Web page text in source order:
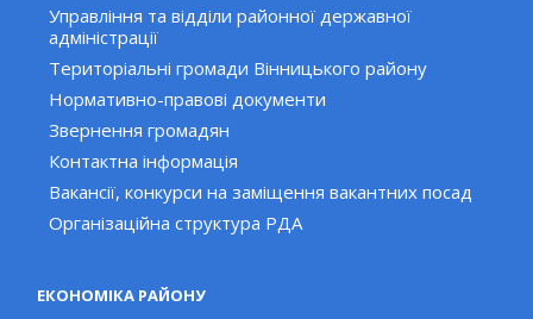
Управління та відділи районної державної
адміністрації
Територіальні громади Вінницького району
Нормативно-правові документи
Звернення громадян
Контактна інформація
Вакансії, конкурси на заміщення вакантних посад
Організаційна структура РДА
ЕКОНОМІКА РАЙОНУ